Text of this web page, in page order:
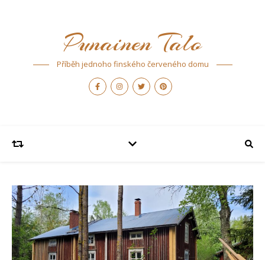
Punainen Talo
Příběh jednoho finského červeného domu